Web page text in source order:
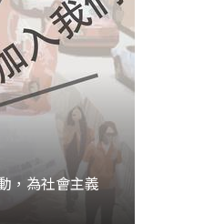
，為社會主義